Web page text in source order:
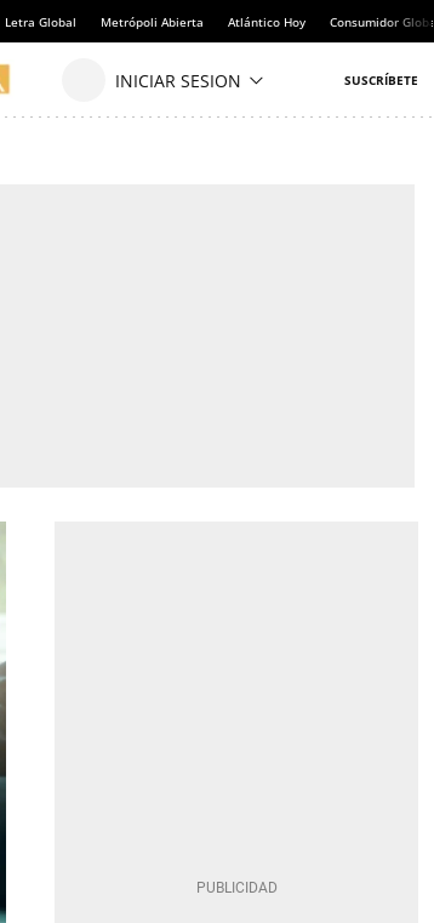
Letra Global Metrópoli Abierta Atlántico Hoy Consumidor Global